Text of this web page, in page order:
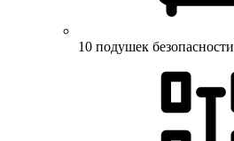
10 подушек безопасности